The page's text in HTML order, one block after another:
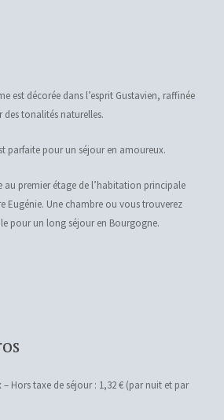
est décorée dans l’esprit Gustavien, raffinée
des tonalités naturelles.
parfaite pour un séjour en amoureux.
au premier étage de l’habitation principale
Eugénie. Une chambre ou vous trouverez
pour un long séjour en Bourgogne.
– Hors taxe de séjour : 1,32 € (par nuit et par